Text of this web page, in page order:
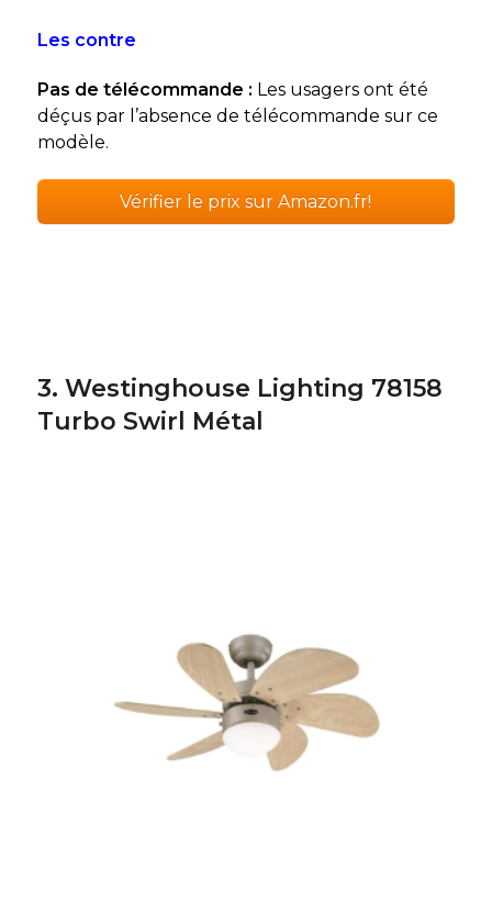
Les contre
Pas de télécommande : Les usagers ont été
déçus par l’absence de télécommande sur ce
modèle.
Vérifier le prix sur Amazon.fr!
3. Westinghouse Lighting 78158
Turbo Swirl Métal